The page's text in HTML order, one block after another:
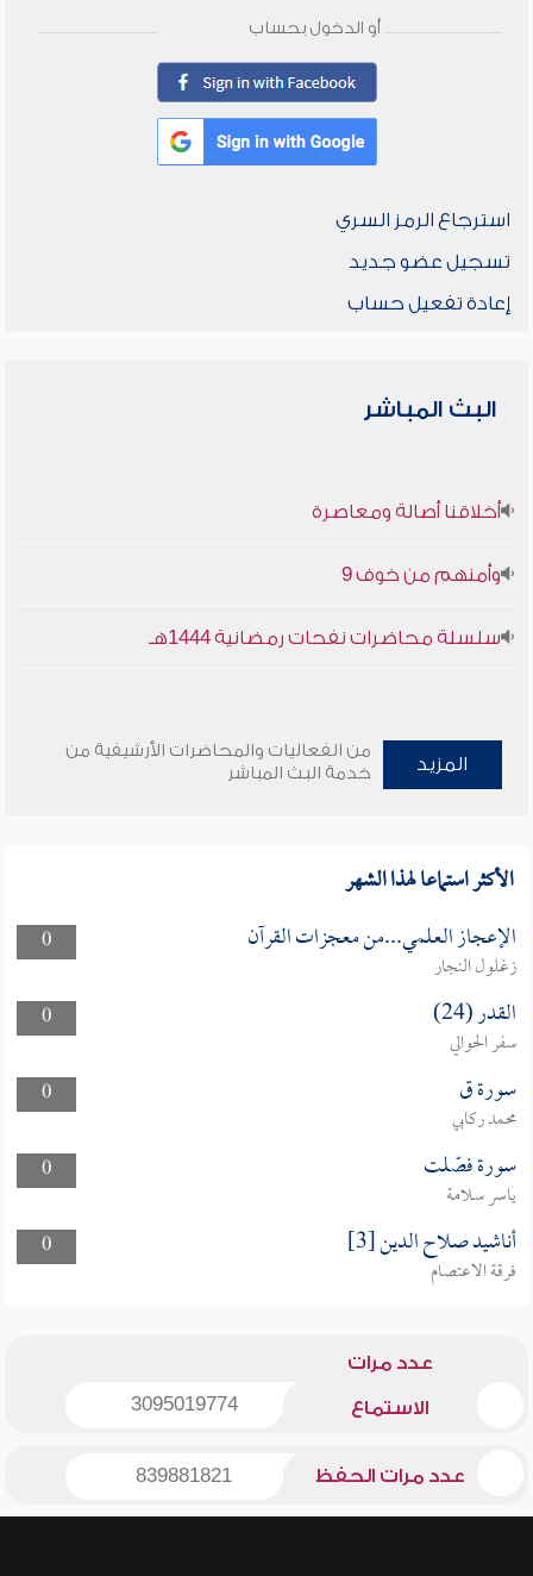
أو الدخول بحساب
استرجاع الرمز السري
تسجيل عضو جديد
إعادة تفعيل حساب
البث المباشر
أخلاقنا أصالة ومعاصرة
وأمنهم من خوف 9
سلسلة محاضرات نفحات رمضانية 1444هـ
المزيد
من الفعاليات والمحاضرات الأرشيفية من
خدمة البث المباشر
الأكثر استماعا لهذا الشهر
0 الإعجاز العلمي...من معجزات القرآن
زغلول النجار
0
القدر (24)
سفر الحوالي
0
سورة ق
محمد ركابي
0
سورة فصّلت
ياسر سلامة
0
أناشيد صلاح الدين [3]
فرقة الاعتصام
عدد مرات
الاستماع 3095019774
عدد مرات الحفظ 839881821